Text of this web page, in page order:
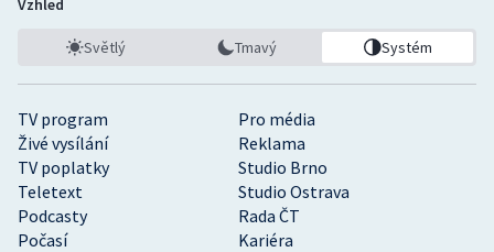
TV program
Pro média
Živé vysílání
Reklama
TV poplatky
Studio Brno
Teletext
Studio Ostrava
Podcasty
Rada ČT
Počasí
Kariéra
Vzhled
Světlý Tmavý Systém